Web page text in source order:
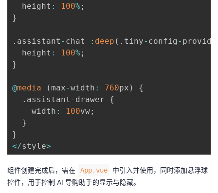
  height
: 100%;
}
. assistant - chat : deep ( . tiny- config -
  height
: 100%;
}
@media ( max-width : 760px )
{
. assistant - drawer {
    width
: 100vw;
}
}
</style>
组件创建完成后，需在 App.vue
中引入并使用，同时添加悬浮球
控件，用于控制 AI 导购助手的显示与隐藏。